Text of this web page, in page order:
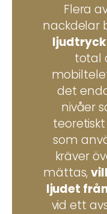
Flera
nackdelar
total
det
nivåer
som
kräver
mättas,
ljudet
vid ett